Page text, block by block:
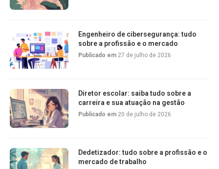
Engenheiro de cibersegurança: tudo
sobre a profissão e o mercado
Publicado em 27 de julho de 2026
Diretor escolar: saiba tudo sobre a
carreira e sua atuação na gestão
Publicado em 20 de julho de 2026
Dedetizador: tudo sobre a profissão e o
mercado de trabalho